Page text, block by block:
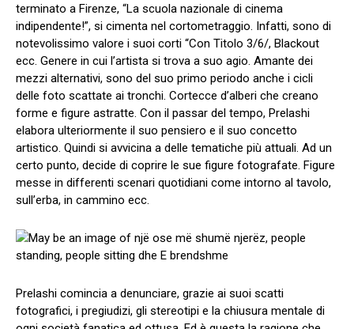
terminato a Firenze, “La scuola nazionale di cinema
indipendente!”, si cimenta nel cortometraggio. Infatti, sono di
notevolissimo valore i suoi corti “Con Titolo 3/6/, Blackout
ecc. Genere in cui l’artista si trova a suo agio. Amante dei
mezzi alternativi, sono del suo primo periodo anche i cicli
delle foto scattate ai tronchi. Cortecce d’alberi che creano
forme e figure astratte. Con il passar del tempo, Prelashi
elabora ulteriormente il suo pensiero e il suo concetto
artistico. Quindi si avvicina a delle tematiche più attuali. Ad un
certo punto, decide di coprire le sue figure fotografate. Figure
messe in differenti scenari quotidiani come intorno al tavolo,
sull’erba, in cammino ecc.
Prelashi comincia a denunciare, grazie ai suoi scatti
fotografici, i pregiudizi, gli stereotipi e la chiusura mentale di